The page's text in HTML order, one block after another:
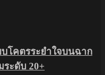
บโคตรระยำใจบนฉาก
ระดับ 20+